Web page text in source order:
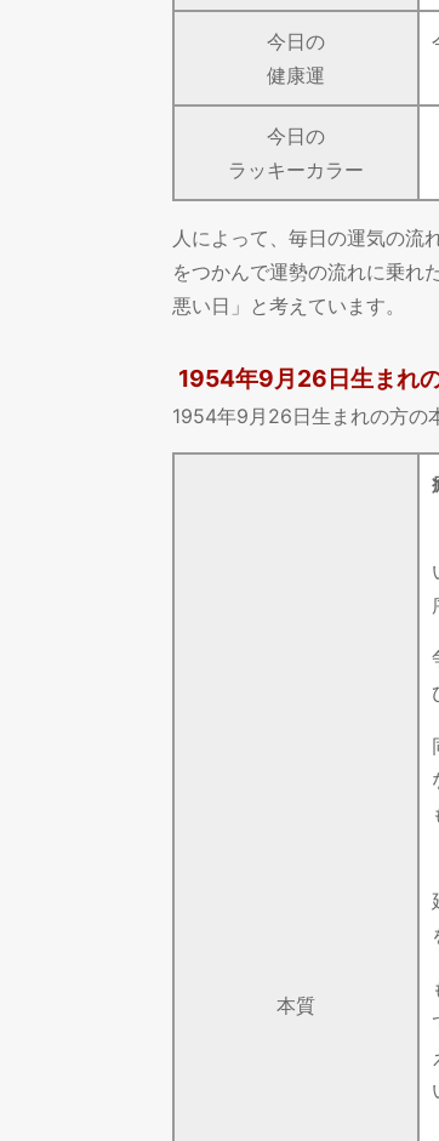
今日の
健康運
今日の
ラッキーカラー
人によって、毎日の運気の流
をつかんで運勢の流れに乗れ
悪い日」と考えています。
1954年9月26日生まれ
1954年9月26日生まれの方の
本質